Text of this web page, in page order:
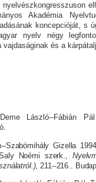
Akadémia
kon­cep­ció­ját, s
nyelv négy
vajdaságinak és a
László--Fábián
Szabómihály Gizella
Noé­mi szerk.,
211--216..